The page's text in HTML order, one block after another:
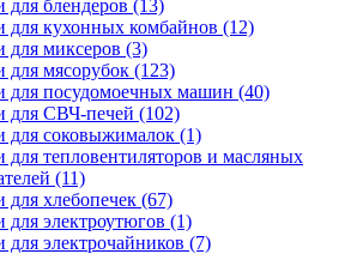
для блендеров (13)
для кухонных комбайнов (12)
для миксеров (3)
для мясорубок (123)
для посудомоечных машин (40)
для СВЧ-печей (102)
для соковыжималок (1)
для тепловентиляторов и масляных
(11)
для хлебопечек (67)
для электроутюгов (1)
для электрочайников (7)